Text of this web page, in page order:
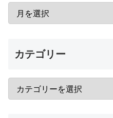
カテゴリー